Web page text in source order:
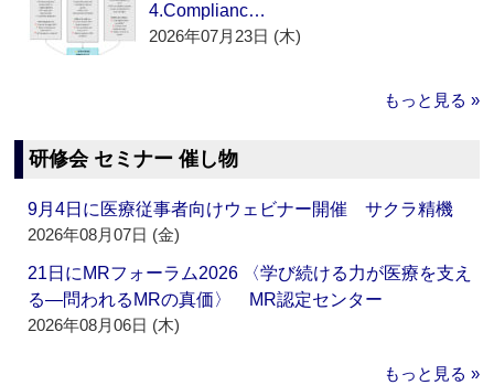
4.Complianc…
2026年07月23日 (木)
もっと見る »
研修会 セミナー 催し物
9月4日に医療従事者向けウェビナー開催 サクラ精機
2026年08月07日 (金)
21日にMRフォーラム2026 〈学び続ける力が医療を支え
る―問われるMRの真価〉 MR認定センター
2026年08月06日 (木)
もっと見る »